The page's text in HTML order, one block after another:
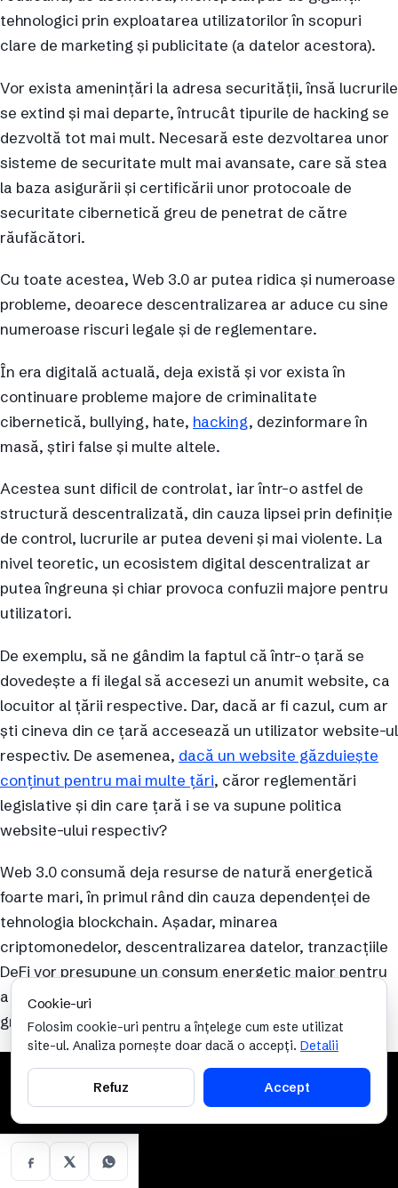
tehnologici prin exploatarea utilizatorilor în scopuri
clare de marketing și publicitate (a datelor acestora).
Vor exista amenințări la adresa securității, însă lucrurile
se extind și mai departe, întrucât tipurile de hacking se
dezvoltă tot mai mult. Necesară este dezvoltarea unor
sisteme de securitate mult mai avansate, care să stea
la baza asigurării și certificării unor protocoale de
securitate cibernetică greu de penetrat de către
răufăcători.
Cu toate acestea, Web 3.0 ar putea ridica și numeroase
probleme, deoarece descentralizarea ar aduce cu sine
numeroase riscuri legale și de reglementare.
În era digitală actuală, deja există și vor exista în
continuare probleme majore de criminalitate
cibernetică, bullying, hate, hacking, dezinformare în
masă, știri false și multe altele.
Acestea sunt dificil de controlat, iar într-o astfel de
structură descentralizată, din cauza lipsei prin definiție
de control, lucrurile ar putea deveni și mai violente. La
nivel teoretic, un ecosistem digital descentralizat ar
putea îngreuna și chiar provoca confuzii majore pentru
utilizatori.
De exemplu, să ne gândim la faptul că într-o țară se
dovedește a fi ilegal să accesezi un anumit website, ca
locuitor al țării respective. Dar, dacă ar fi cazul, cum ar
ști cineva din ce țară accesează un utilizator website-ul
respectiv. De asemenea, dacă un website găzduiește
conținut pentru mai multe țări, căror reglementări
legislative și din care țară i se va supune politica
website-ului respectiv?
Web 3.0 consumă deja resurse de natură energetică
foarte mari, în primul rând din cauza dependenței de
tehnologia blockchain. Așadar, minarea
criptomonedelor, descentralizarea datelor, tranzacțiile
DeFi vor presupune un consum energetic major pentru
a fi susținute, și deja ne aflăm într-o criză energetică
greu de gestionat.
Cookie-uri
Folosim cookie-uri pentru a înțelege cum este utilizat
site-ul. Analiza pornește doar dacă o accepți. Detalii
Refuz Accept